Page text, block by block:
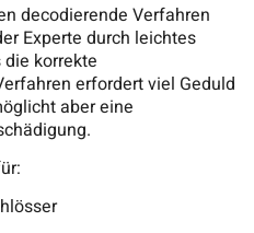
decodierende Verfahren
Experte durch leichtes
korrekte
erfordert viel Geduld
aber eine